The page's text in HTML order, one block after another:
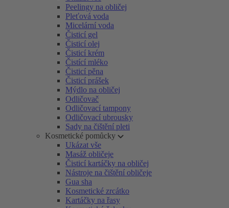
Peelingy na obličej
Pleťová voda
Micelární voda
Čisticí gel
Čisticí olej
Čisticí krém
Čistící mléko
Čisticí pěna
Čisticí prášek
Mýdlo na obličej
Odličovač
Odličovací tampony
Odličovací ubrousky
Sady na čištění pleti
Kosmetické pomůcky
Ukázat vše
Masáž obličeje
Čisticí kartáčky na obličej
Nástroje na čištění obličeje
Gua sha
Kosmetické zrcátko
Kartáčky na řasy